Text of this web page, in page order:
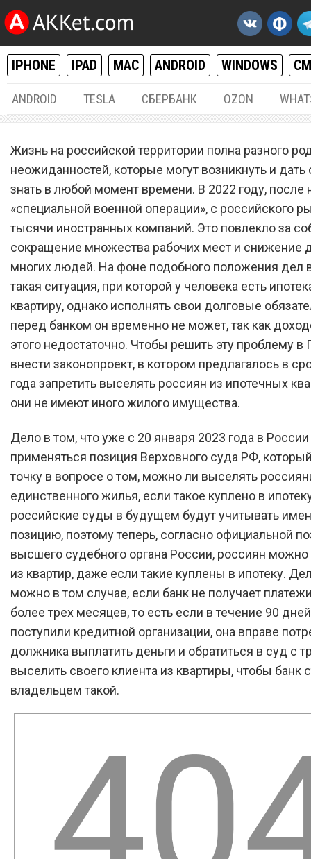
IPHONE IPAD MAC ANDROID WINDOWS
ANDROID TESLA СБЕРБАНК OZON
С 20 января. Россиян
из квартир, купленных в
ипотеку
Жизнь на российской территории полна разного
неожиданностей, которые могут возникнуть и дать
знать в любой момент времени. В 2022 году, после
«специальной военной операции», с российского
тысячи иностранных компаний. Это повлекло за
сокращение множества рабочих мест и снижение
многих людей. На фоне подобного положения дел
такая ситуация, при которой у человека есть
квартиру, однако исполнять свои долговые
перед банком он временно не может, так как
этого недостаточно. Чтобы решить эту проблему
внести законопроект, в котором предлагалось в
года запретить выселять россиян из ипотечных
они не имеют иного жилого имущества.
Дело в том, что уже с 20 января 2023 года в России
применяться позиция Верховного суда РФ,
точку в вопросе о том, можно ли выселять
единственного жилья, если такое куплено в
российские суды в будущем будут учитывать
позицию, поэтому теперь, согласно официальной
высшего судебного органа России, россиян
из квартир, даже если такие куплены в ипотеку.
можно в том случае, если банк не получает
более трех месяцев, то есть если в течение 90
поступили кредитной организации, она вправе
должника выплатить деньги и обратиться в суд с
выселить своего клиента из квартиры, чтобы банк
владельцем такой.